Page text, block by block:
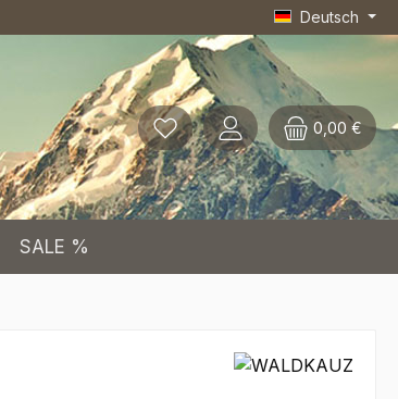
Deutsch
0,00 €
SALE %